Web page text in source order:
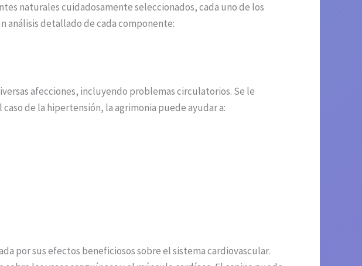
naturales cuidadosamente seleccionados, cada uno de los
análisis detallado de cada componente:
afecciones, incluyendo problemas circulatorios. Se le
de la hipertensión, la agrimonia puede ayudar a:
por sus efectos beneficiosos sobre el sistema cardiovascular.